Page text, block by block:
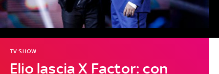
Elio lascia X Factor: con
TV SHOW